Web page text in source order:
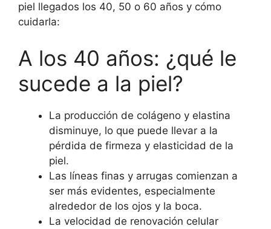
piel llegados los 40, 50 o 60 años y cómo
cuidarla:
A los 40 años: ¿qué le
sucede a la piel?
La producción de colágeno y elastina
disminuye, lo que puede llevar a la
pérdida de firmeza y elasticidad de la
piel.
Las líneas finas y arrugas comienzan a
ser más evidentes, especialmente
alrededor de los ojos y la boca.
La velocidad de renovación celular